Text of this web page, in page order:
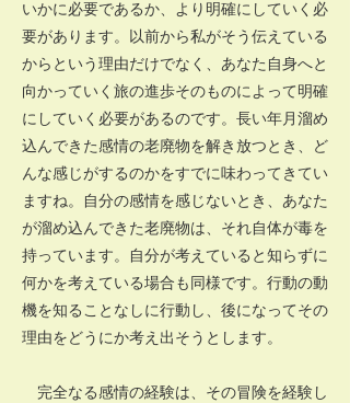
いかに必要であるか、より明確にしていく必
要があります。以前から私がそう伝えている
からという理由だけでなく、あなた自身へと
向かっていく旅の進歩そのものによって明確
にしていく必要があるのです。長い年月溜め
込んできた感情の老廃物を解き放つとき、ど
んな感じがするのかをすでに味わってきてい
ますね。自分の感情を感じないとき、あなた
が溜め込んできた老廃物は、それ自体が毒を
持っています。自分が考えていると知らずに
何かを考えている場合も同様です。行動の動
機を知ることなしに行動し、後になってその
理由をどうにか考え出そうとします。
完全なる感情の経験は、その冒険を経験し